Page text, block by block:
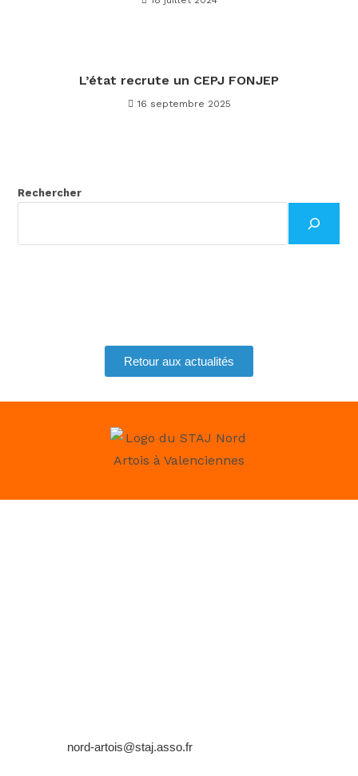
L’état recrute un CEPJ FONJEP
16 septembre 2025
Rechercher
Retour aux actualités
nord-artois@staj.asso.fr